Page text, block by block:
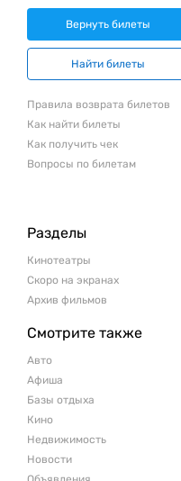
Вернуть билеты
Найти билеты
Правила возврата билетов
Как найти билеты
Как получить чек
Вопросы по билетам
Разделы
Кинотеатры
Скоро на экранах
Архив фильмов
Смотрите также
Авто
Афиша
Базы отдыха
Кино
Недвижимость
Новости